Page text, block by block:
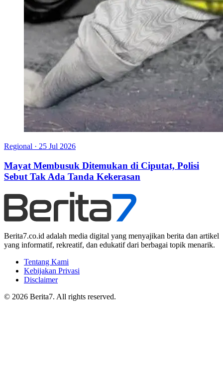
Regional · 25 Jul 2026
Mayat Membusuk Ditemukan di Ciputat, Polisi
Sebut Tak Ada Tanda Kekerasan
Berita7.co.id adalah media digital yang menyajikan berita dan artikel
yang informatif, rekreatif, dan edukatif dari berbagai topik menarik.
Tentang Kami
Kebijakan Privasi
Disclaimer
© 2026 Berita7. All rights reserved.